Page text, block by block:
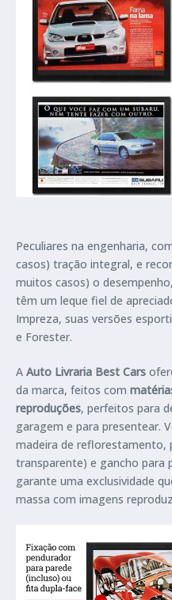
Peculiares na engenharia,
casos) tração integral, e
muitos casos) o
têm um leque fiel de
Impreza, suas versões
e Forester.
A Auto Livraria Best Cars
da marca, feitos com
reproduções, perfeitos para
garagem e para presentear.
madeira de
transparente) e gancho para
garante uma exclusividade
massa com imagens